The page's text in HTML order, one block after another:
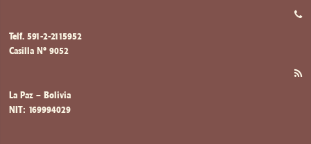
Telf. 591-2-2115952
Casilla Nº 9052
La Paz – Bolivia
NIT: 169994029